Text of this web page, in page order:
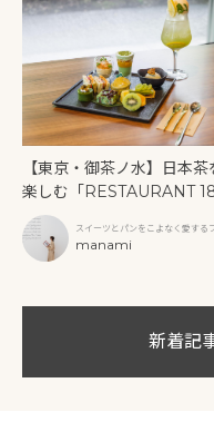
【東京・御茶ノ水】日本茶
楽しむ「RESTAURANT
9 OCHANOMIZU」の抹茶
フタヌーンティーと新作ク
ームソーダ
スイーツとパンをこよなく愛する
グラファー
manami
新着記